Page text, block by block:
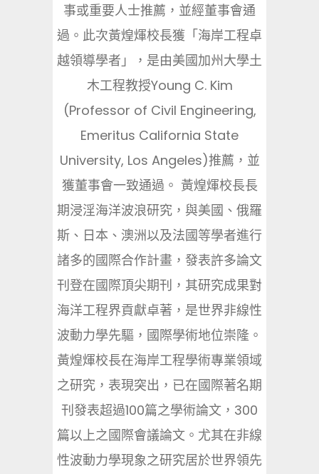
事或重要人士推薦，並經董事會通
過。此次黃煌煇校長獲「海岸工程卓
越領導學者」，是由美國加州大學土
木工程教授Young C. Kim
(Professor of Civil Engineering,
Emeritus California State
University, Los Angeles)推薦，並
獲董事會一致通過。 黃煌煇校長長
期浸淫海洋波浪研究，與美國、俄羅
斯、日本、澳洲以及法國等學者進行
諸多的國際合作計畫，發表許多論文
刊登在國際頂尖期刊，其研究成果對
海洋工程界貢獻卓著，是世界非線性
波動力學先驅，國際學術地位崇隆。
黃煌煇校長在海岸工程學術專業領域
之研究，表現突出，已在國際著名期
刊發表超過100篇之學術論文，300
篇以上之國際會議論文。尤其在非線
性波動力學現象之研究居於世界領先